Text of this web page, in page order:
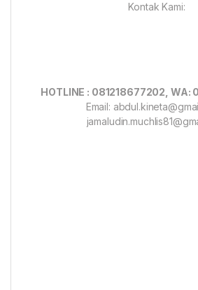
Kontak Kami:
HOTLINE : 081218677202,
Email: